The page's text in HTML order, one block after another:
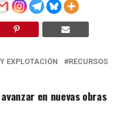
EXPLOTACIÓN RECURSOS
en nuevas obras